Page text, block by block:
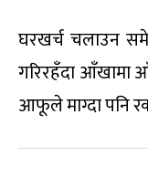
घरखर्च चलाउन
गरिरहँदा आँखामा
आफूले माग्दा पनि